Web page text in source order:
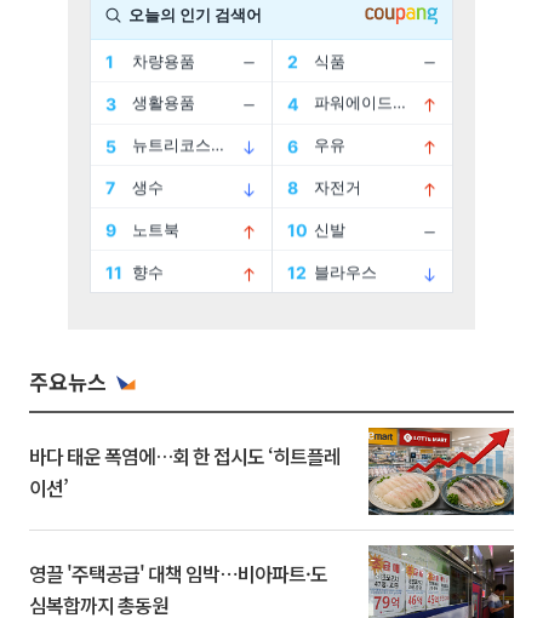
주요뉴스
바다 태운 폭염에…회 한 접시도 ‘히트플레
이션’
영끌 '주택공급' 대책 임박⋯비아파트·도
심복합까지 총동원